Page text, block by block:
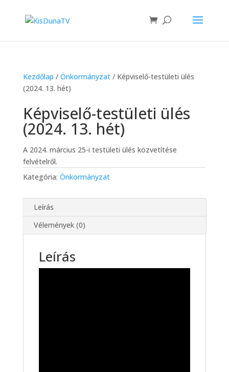
Kezdőlap / Önkormányzat/ Képviselő-testületi ülés
(2024. 13. hét)
Képviselő-testületi ülés
(2024. 13. hét)
A 2024. március 25-i testületi ülés közvetítése
felvételről.
Kategória: Önkormányzat
Leírás
Vélemények (0)
Leírás